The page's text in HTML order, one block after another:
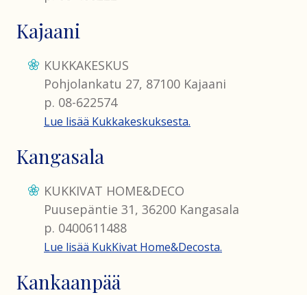
Kajaani
KUKKAKESKUS
Pohjolankatu 27, 87100 Kajaani
p. 08-622574
Lue lisää Kukkakeskuksesta.
Kangasala
KUKKIVAT HOME&DECO
Puusepäntie 31, 36200 Kangasala
p. 0400611488
Lue lisää KukKivat Home&Decosta.
Kankaanpää